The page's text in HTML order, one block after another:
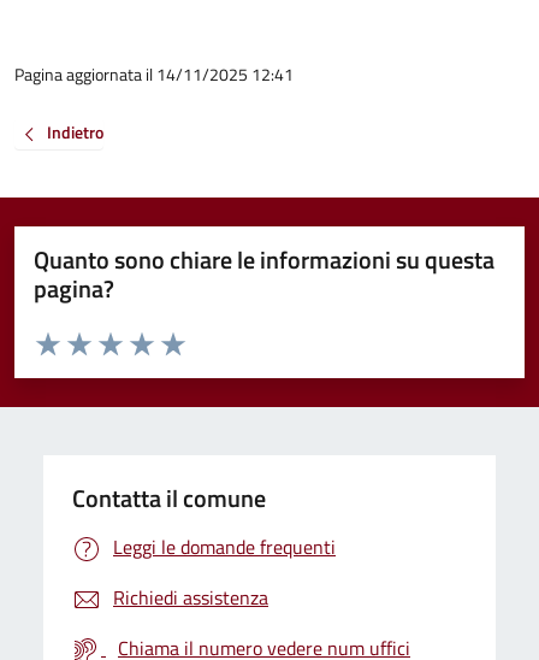
Pagina aggiornata il 14/11/2025 12:41
Indietro
Quanto sono chiare le informazioni su questa
pagina?
Valuta da 1 a 5 stelle la pagina
Valuta 5 stelle su 5
Valuta 4 stelle su 5
Valuta 3 stelle su 5
Valuta 2 stelle su 5
Valuta 1 stelle su 5
Contatta il comune
Leggi le domande frequenti
Richiedi assistenza
Chiama il numero vedere num uffici